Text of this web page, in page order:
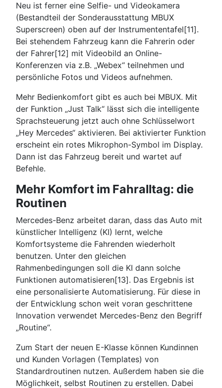
Neu ist ferner eine Selfie- und Videokamera
(Bestandteil der Sonderausstattung MBUX
Superscreen) oben auf der Instrumententafel[11].
Bei stehendem Fahrzeug kann die Fahrerin oder
der Fahrer[12] mit Videobild an Online-
Konferenzen via z.B. „Webex“ teilnehmen und
persönliche Fotos und Videos aufnehmen.
Mehr Bedienkomfort gibt es auch bei MBUX. Mit
der Funktion „Just Talk“ lässt sich die intelligente
Sprachsteuerung jetzt auch ohne Schlüsselwort
„Hey Mercedes“ aktivieren. Bei aktivierter Funktion
erscheint ein rotes Mikrophon-Symbol im Display.
Dann ist das Fahrzeug bereit und wartet auf
Befehle.
Mehr Komfort im Fahralltag: die
Routinen
Mercedes-Benz arbeitet daran, dass das Auto mit
künstlicher Intelligenz (KI) lernt, welche
Komfortsysteme die Fahrenden wiederholt
benutzen. Unter den gleichen
Rahmenbedingungen soll die KI dann solche
Funktionen automatisieren[13]. Das Ergebnis ist
eine personalisierte Automatisierung. Für diese in
der Entwicklung schon weit voran geschrittene
Innovation verwendet Mercedes-Benz den Begriff
„Routine“.
Zum Start der neuen E-Klasse können Kundinnen
und Kunden Vorlagen (Templates) von
Standardroutinen nutzen. Außerdem haben sie die
Möglichkeit, selbst Routinen zu erstellen. Dabei